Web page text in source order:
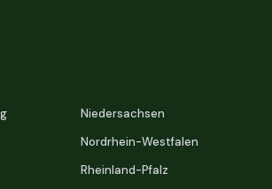
Niedersachsen
Nordrhein-Westfalen
Rheinland-Pfalz